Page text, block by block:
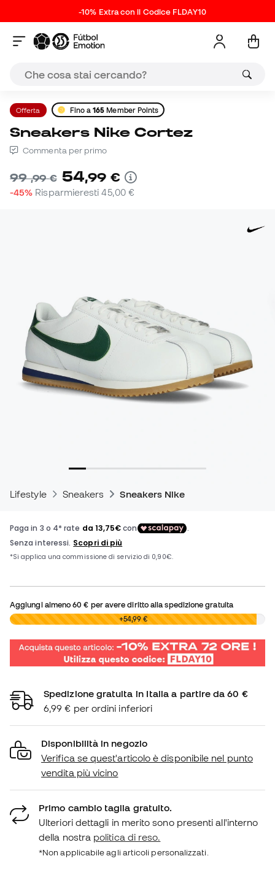
-10% Extra con il Codice FLDAY10
Offerta Fino a165 Member Points
Sneakers Nike Cortez
Commenta per primo
99,99 € 54,99 €
-45% Risparmieresti45,00 €
Lifestyle Sneakers Sneakers Nike
Aggiungi almeno60 € per avere diritto alla spedizione gratuita
0,00 € +54,99 €
Spedizione gratuita in Italia a partire da 60 €
6,99 € per ordini inferiori
Disponibilità in negozio
Verifica se quest'articolo è disponibile nel punto
vendita più vicino
Primo cambio taglia gratuito.
Ulteriori dettagli in merito sono presenti all'interno
della nostra politica di reso.
*Non applicabile agli articoli personalizzati.